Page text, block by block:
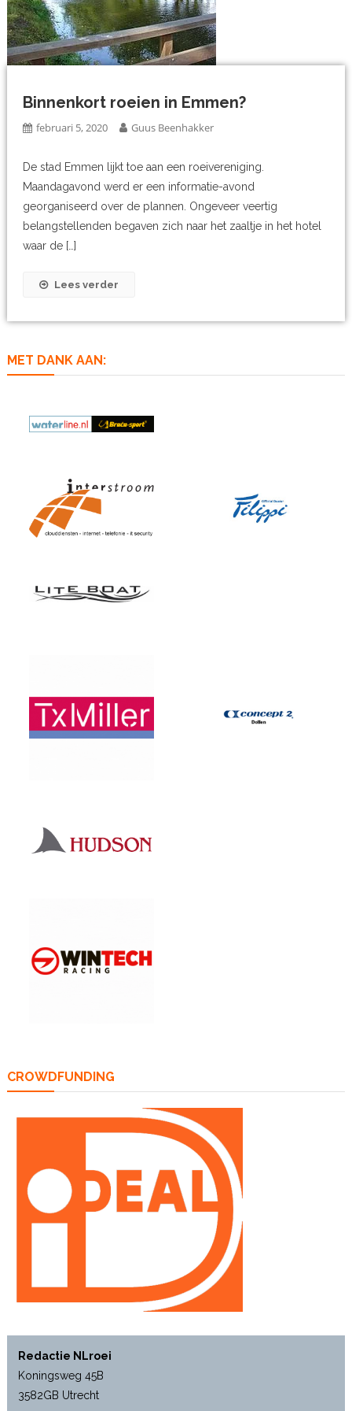
Binnenkort roeien in Emmen?
februari 5, 2020 Guus Beenhakker
De stad Emmen lijkt toe aan een roeivereniging.
Maandagavond werd er een informatie-avond
georganiseerd over de plannen. Ongeveer veertig
belangstellenden begaven zich naar het zaaltje in het hotel
waar de […]
Lees verder
MET DANK AAN:
CROWDFUNDING
Redactie NLroei
Koningsweg 45B
3582GB Utrecht